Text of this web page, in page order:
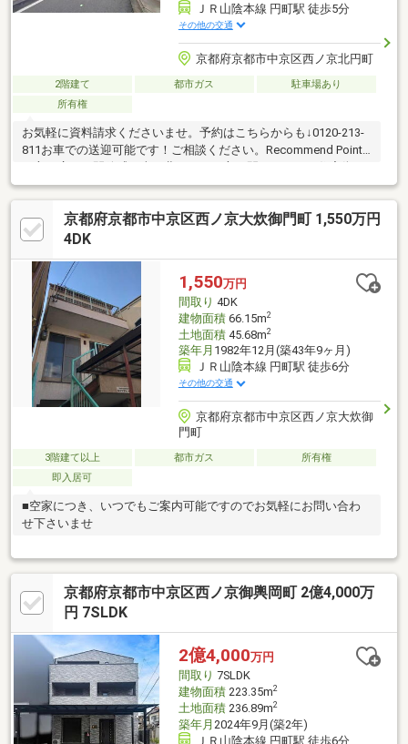
ＪＲ山陰本線 円町駅 徒歩5分
その他の交通
京都府京都市中京区西ノ京北円町
2階建て 都市ガス
駐車場あり
所有権
お気軽に資料請求くださいませ。予約はこちらからも↓0120-213-
811お車での送迎可能です！ご相談ください。Recommend Point
三方に広がる開放感。南・北・西の三方が開けており、住宅街の
中にありながらも開放感あふれるロケーション。北側は、道路を
挟んだ先に平屋や寺院が並んでいます。
京都府京都市中京区西ノ京大炊御門町 1,550万円
4DK
1,550万円
間取り 4DK
建物面積66.15m2
土地面積45.68m2
築年月 1982年12月(築43年9ヶ月)
ＪＲ山陰本線 円町駅 徒歩6分
その他の交通
京都府京都市中京区西ノ京大炊御
門町
3階建て以上 都市ガス
所有権
即入居可
■空家につき、いつでもご案内可能ですのでお気軽にお問い合わ
せ下さいませ
京都府京都市中京区西ノ京御輿岡町 2億4,000万
円 7SLDK
2億4,000万円
間取り 7SLDK
建物面積223.35m2
土地面積236.89m2
築年月 2024年9月(築2年)
ＪＲ山陰本線 円町駅 徒歩6分